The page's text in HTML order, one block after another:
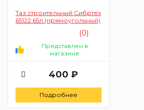
Таз строительный Сибртех
65122 65л (прямоугольный)
(0)
Представлен в
магазине
400 ₽
Подробнее